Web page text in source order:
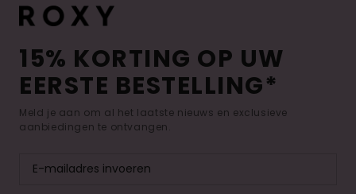
15% KORTING OP UW
EERSTE BESTELLING*
Meld je aan om al het laatste nieuws en exclusieve
aanbiedingen te ontvangen.